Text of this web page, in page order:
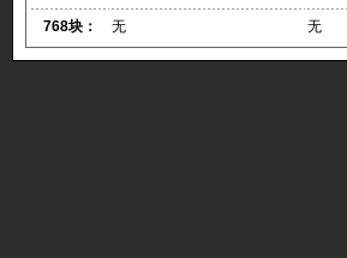
768块： 无 无